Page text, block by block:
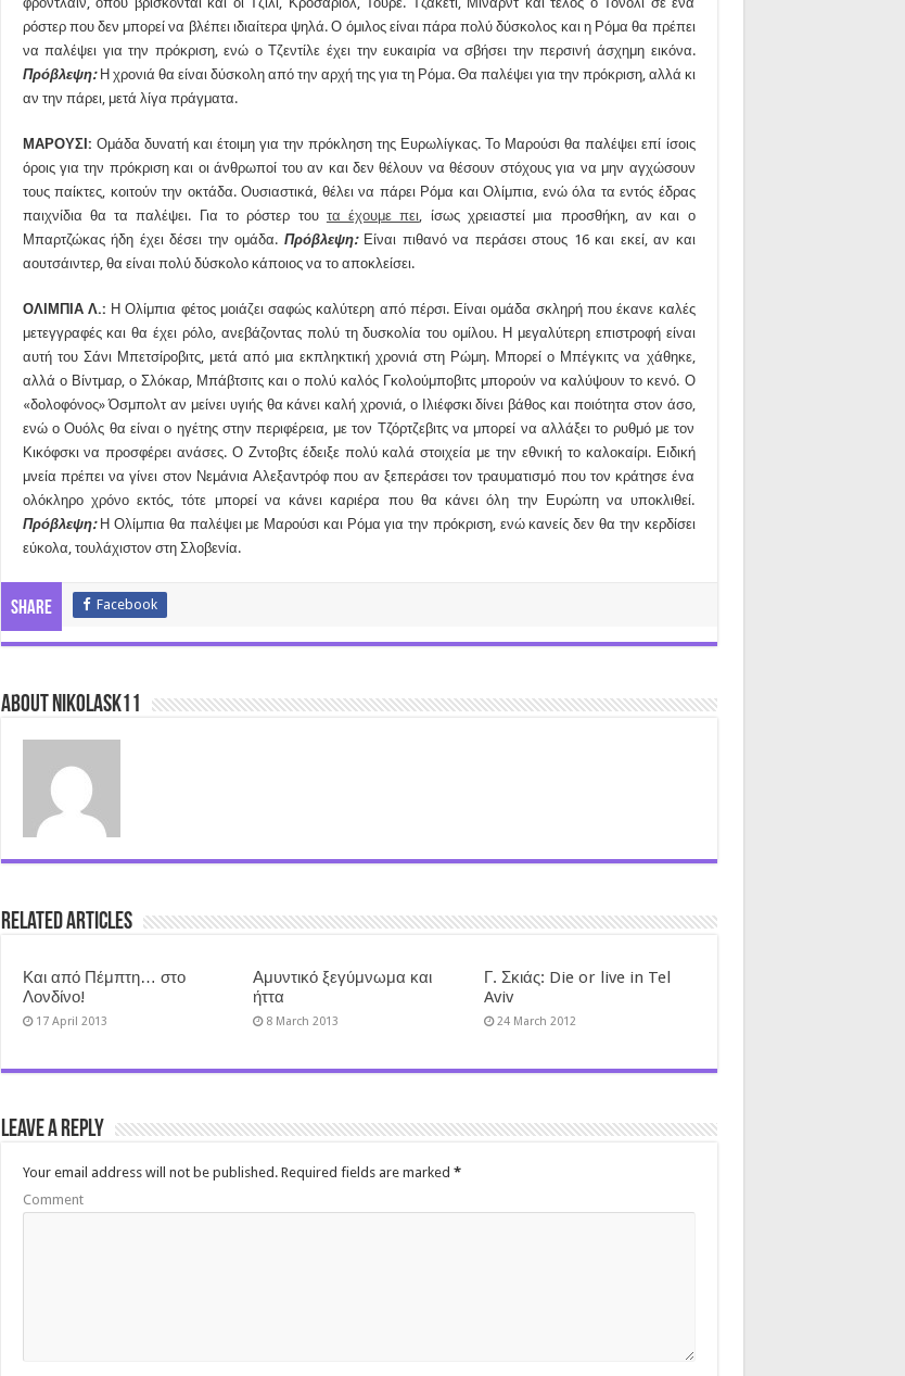
ρόστερ που δεν μπορεί να βλέπει ιδιαίτερα ψηλά. Ο όμιλος είναι πάρα πολύ δύσκολος και η Ρόμα θα πρέπει
να παλέψει για την πρόκριση, ενώ ο Τζεντίλε έχει την ευκαιρία να σβήσει την περσινή άσχημη εικόνα.
Πρόβλεψη: Η χρονιά θα είναι δύσκολη από την αρχή της για τη Ρόμα. Θα παλέψει για την πρόκριση, αλλά κι
αν την πάρει, μετά λίγα πράγματα.
ΜΑΡΟΥΣΙ: Ομάδα δυνατή και έτοιμη για την πρόκληση της Ευρωλίγκας. Το Μαρούσι θα παλέψει επί ίσοις
όροις για την πρόκριση και οι άνθρωποί του αν και δεν θέλουν να θέσουν στόχους για να μην αγχώσουν
τους παίκτες, κοιτούν την οκτάδα. Ουσιαστικά, θέλει να πάρει Ρόμα και Ολίμπια, ενώ όλα τα εντός έδρας
παιχνίδια θα τα παλέψει. Για το ρόστερ του τα έχουμε πει , ίσως χρειαστεί μια προσθήκη, αν και ο
Μπαρτζώκας ήδη έχει δέσει την ομάδα. Πρόβλεψη: Είναι πιθανό να περάσει στους 16 και εκεί, αν και
αουτσάιντερ, θα είναι πολύ δύσκολο κάποιος να το αποκλείσει.
ΟΛΙΜΠΙΑ Λ.: Η Ολίμπια φέτος μοιάζει σαφώς καλύτερη από πέρσι. Είναι ομάδα σκληρή που έκανε καλές
μετεγγραφές και θα έχει ρόλο, ανεβάζοντας πολύ τη δυσκολία του ομίλου. Η μεγαλύτερη επιστροφή είναι
αυτή του Σάνι Μπετσίροβιτς, μετά από μια εκπληκτική χρονιά στη Ρώμη. Μπορεί ο Μπέγκιτς να χάθηκε,
αλλά ο Βίντμαρ, ο Σλόκαρ, Μπάβτσιτς και ο πολύ καλός Γκολούμποβιτς μπορούν να καλύψουν το κενό. Ο
«δολοφόνος» Όσμπολτ αν μείνει υγιής θα κάνει καλή χρονιά, ο Ιλιέφσκι δίνει βάθος και ποιότητα στον άσο,
ενώ ο Ουόλς θα είναι ο ηγέτης στην περιφέρεια, με τον Τζόρτζεβιτς να μπορεί να αλλάξει το ρυθμό με τον
Κικόφσκι να προσφέρει ανάσες. Ο Ζντοβτς έδειξε πολύ καλά στοιχεία με την εθνική το καλοκαίρι. Ειδική
μνεία πρέπει να γίνει στον Νεμάνια Αλεξαντρόφ που αν ξεπεράσει τον τραυματισμό που τον κράτησε ένα
ολόκληρο χρόνο εκτός, τότε μπορεί να κάνει καριέρα που θα κάνει όλη την Ευρώπη να υποκλιθεί.
Πρόβλεψη:Η Ολίμπια θα παλέψει με Μαρούσι και Ρόμα για την πρόκριση, ενώ κανείς δεν θα την κερδίσει
εύκολα, τουλάχιστον στη Σλοβενία.
Share Facebook
About nikolask11
Related Articles
Και από Πέμπτη… στο
Λονδίνο!
17 April 2013
Αμυντικό ξεγύμνωμα και
ήττα
8 March 2013
Γ. Σκιάς: Die or live in Tel
Aviv
24 March 2012
Leave a Reply
Your email address will not be published.Required fields are marked *
Comment